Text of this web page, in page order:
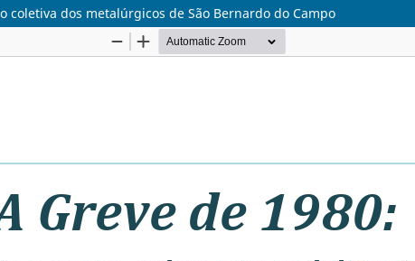
coletiva dos metalúrgicos de São Bernardo do Campo